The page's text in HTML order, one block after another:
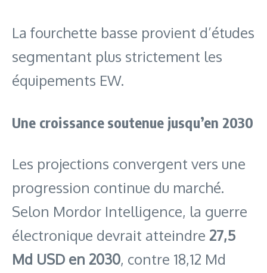
La fourchette basse provient d’études
segmentant plus strictement les
équipements EW.
Une croissance soutenue jusqu’en 2030
Les projections convergent vers une
progression continue du marché.
Selon Mordor Intelligence, la guerre
électronique devrait atteindre 27,5
Md USD en 2030, contre 18,12 Md